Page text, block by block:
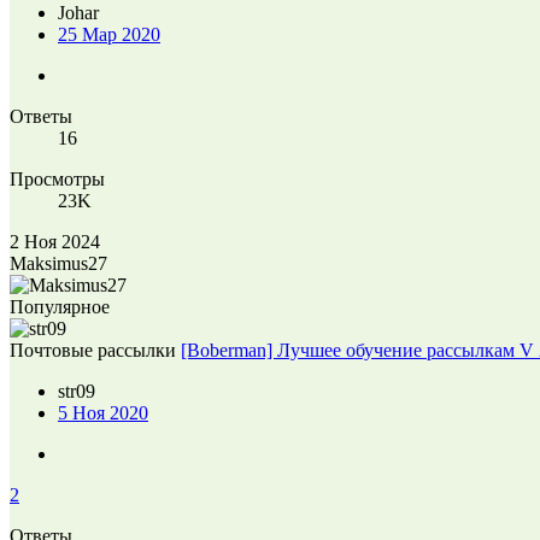
Johar
25 Мар 2020
Ответы
16
Просмотры
23K
2 Ноя 2024
Maksimus27
Популярное
Почтовые рассылки [Boberman] Лучшее обучение рассылкам V
str09
5 Ноя 2020
2
Ответы